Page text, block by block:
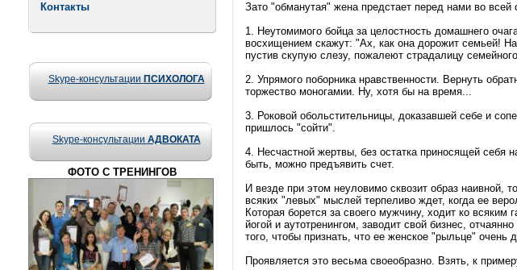
Контакты
Skype-консультации ПСИХОЛОГА
Skype-консультации АДВОКАТА
ФОТО С ТРЕНИНГОВ
Зато "обманутая" жена предстает перед нами во всей
1. Неутомимого бойца за целостность домашнего
восхищением скажут: "Ах, как она дорожит семьей!
пустив скупую слезу, пожалеют страдалицу
2. Упрямого поборника нравственности. Вернуть
торжество моногамии. Ну, хотя бы на время...
3. Роковой обольстительницы, доказавшей себе и
пришлось "сойти".
4. Несчастной жертвы, без остатка приносящей себя
быть, можно предъявить счет.
И везде при этом неуловимо сквозит образ
всяких "левых" мыслей терпеливо ждет, когда ее
Которая борется за своего мужчину, ходит ко
йогой и аутотренингом, заводит свой бизнес,
того, чтобы признать, что ее женское "рыльце" очень
Проявляется это весьма своеобразно. Взять, к